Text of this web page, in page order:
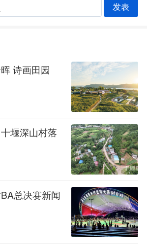
场分布
145个（第1考场—第145
考岗位001-040）。
共141个（第1考场—第1
招考岗位041-062）；上
场各3个。
真核对本人的岗位代码、
，考场详细信息详见考点
。
发表
诗画田园
堰深山村落
总决赛新闻